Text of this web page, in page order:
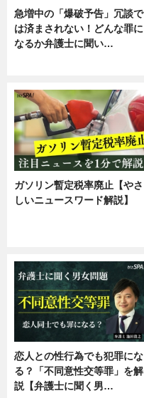
急増中の「爆破予告」冗談で
は済まされない！どんな罪に
なるか弁護士に聞い…
ガソリン暫定税率廃止【やさ
しいニュースワード解説】
恋人との性行為でも犯罪にな
る？「不同意性交等罪」を解
説【弁護士に聞く男…